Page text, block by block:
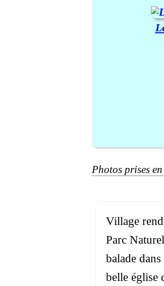
Photos prises
Village
Parc
balade
belle église